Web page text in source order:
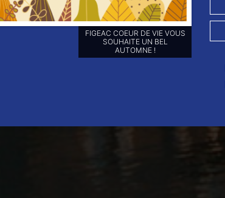
RETROUVEZ-NOUS SUR NOS
RÉSEAUX SOCIAUX ET
ABONNEZ-VOUS POUR NE
RIEN LOUPER DE NOS